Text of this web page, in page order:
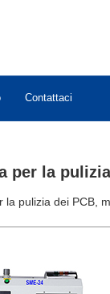
Contattaci
per la pulizia
la pulizia dei PCB,